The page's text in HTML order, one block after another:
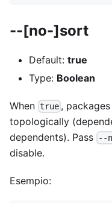
--[no-]sort
Default: true
Type: Boolean
When true ,
topologically
dependents). Pass
--
disable.
Esempio: